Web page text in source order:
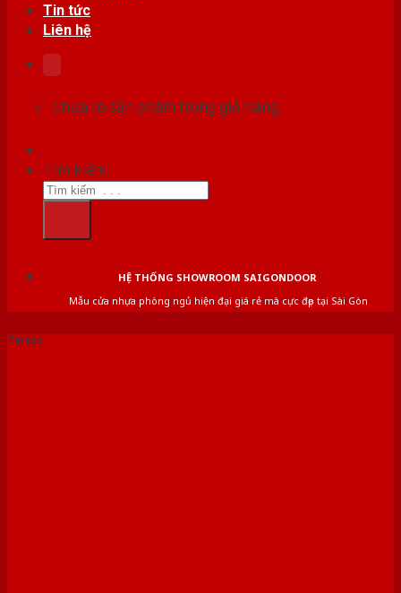
Tin tức
Liên hệ
Chưa có sản phẩm trong giỏ hàng.
Tìm kiếm:
HỆ THỐNG SHOWROOM SAIGONDOOR
Mẫu cửa nhựa phòng ngủ hiện đại giá rẻ mà cực đẹp tại Sài Gòn
Tin tức